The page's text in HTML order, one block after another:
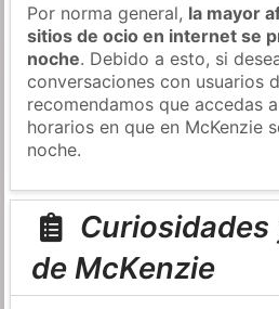
Por norma general, la mayor
sitios de ocio en internet se
noche. Debido a esto, si
conversaciones con usuarios
recomendamos que accedas
horarios en que en McKenzie
noche.
de McKenzie